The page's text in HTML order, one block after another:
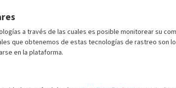
a través de las cuales es posible monitorear su
que obtenemos de estas tecnologías de rastreo
en la plataforma.